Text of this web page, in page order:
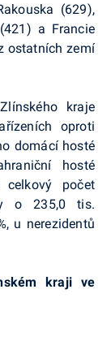
(629),
a Francie
ostatních zemí
kraje
oproti
domácí hosté
hosté
počet
o 235,0 tis.
u nerezidentů
kraji ve